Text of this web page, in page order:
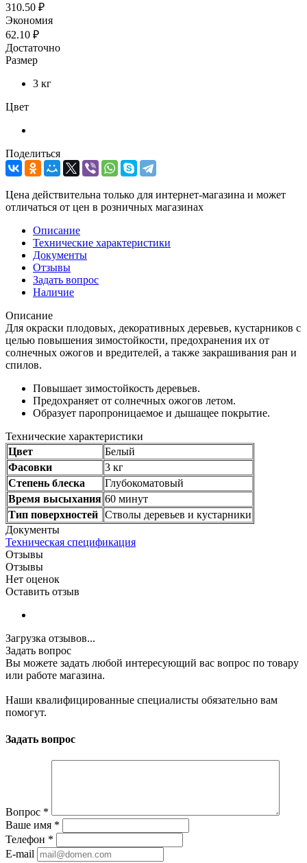
310.50 ₽
Экономия
62.10 ₽
Достаточно
Размер
3 кг
Цвет
Поделиться
Цена действительна только для интернет-магазина и может
отличаться от цен в розничных магазинах
Описание
Технические характеристики
Документы
Отзывы
Задать вопрос
Наличие
Описание
Для окраски плодовых, декоративных деревьев, кустарников с
целью повышения зимостойкости, предохранения их от
солнечных ожогов и вредителей, а также закрашивания ран и
спилов.
Повышает зимостойкость деревьев.
Предохраняет от солнечных ожогов летом.
Образует паропроницаемое и дышащее покрытие.
Технические характеристики
Цвет
Белый
Фасовки
3 кг
Степень блеска
Глубокоматовый
Время высыхания 60 минут
Тип поверхностей Стволы деревьев и кустарники
Документы
Техническая спецификация
Отзывы
Отзывы
Нет оценок
Оставить отзыв
Загрузка отзывов...
Задать вопрос
Вы можете задать любой интересующий вас вопрос по товару
или работе магазина.
Наши квалифицированные специалисты обязательно вам
помогут.
Задать вопрос
Вопрос *
Ваше имя *
Телефон *
E-mail